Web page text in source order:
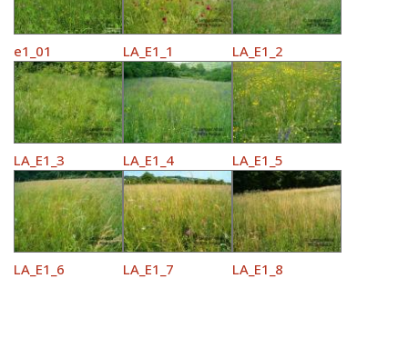
e1_01 LA_E1_1 LA_E1_2
LA_E1_3 LA_E1_4 LA_E1_5
LA_E1_6 LA_E1_7 LA_E1_8